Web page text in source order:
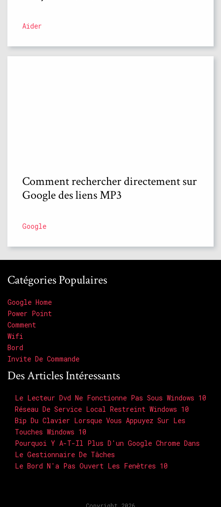
Aider
Comment rechercher directement sur
Google des liens MP3
Google
Catégories Populaires
Google Home
Power Point
Comment
Wifi
Bord
Invite De Commande
Des Articles Intéressants
Le Lecteur Dvd Ne Fonctionne Pas Sous Windows 10
Réseau De Service Local Restreint Windows 10
Bip Du Clavier Lorsque Vous Appuyez Sur Les
Touches Windows 10
Pourquoi Y A-T-Il Plus D'un Google Chrome Dans
Le Gestionnaire De Tâches
Le Bord N'a Pas Ouvert Les Fenêtres 10